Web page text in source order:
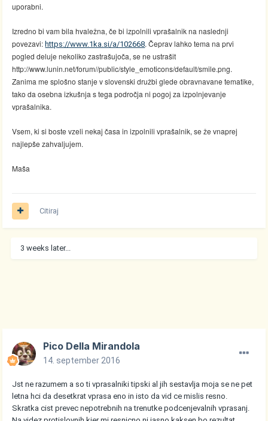
uporabni.
Izredno bi vam bila hvaležna, če bi izpolnili vprašalnik na naslednji
povezavi:https://www.1ka.si/a/102668. Čeprav lahko tema na prvi
pogled deluje nekoliko zastrašujoča, se ne ustrašit
http://www.lunin.net/forum//public/style_emoticons/default/smile.png.
Zanima me splošno stanje v slovenski družbi glede obravnavane tematike,
tako da osebna izkušnja s tega področja ni pogoj za izpolnjevanje
vprašalnika.
Vsem, ki si boste vzeli nekaj časa in izpolnili vprašalnik, se že vnaprej
najlepše zahvaljujem.
Maša
Citiraj
3 weeks later...
Pico Della Mirandola
14. september 2016
Jst ne razumem a so ti vprasalniki tipski al jih sestavlja moja se ne pet
letna hci da desetkrat vprasa eno in isto da vid ce mislis resno.
Skratka cist prevec nepotrebnih na trenutke podcenjevalnih vprasanj.